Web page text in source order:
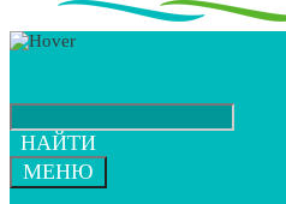
НАЙТИ
МЕНЮ